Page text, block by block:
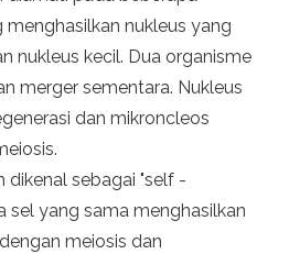
nukleus yang
nukleus kecil. Dua organisme
merger sementara. Nukleus
dan mikroncleos
dikenal sebagai "self -
sel yang sama menghasilkan
meiosis dan